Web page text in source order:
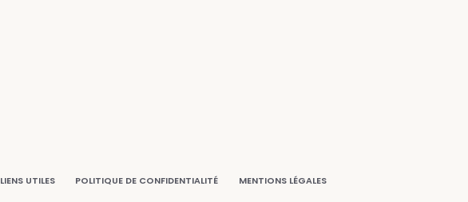
LIENS UTILES POLITIQUE DE CONFIDENTIALITÉ MENTIONS LÉGALES